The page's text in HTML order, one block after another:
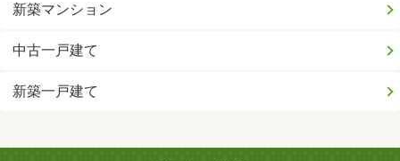
新築マンション
中古一戸建て
新築一戸建て